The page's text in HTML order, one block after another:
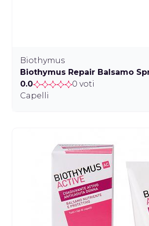
Biothymus
Biothymus Repair Balsamo
0.0
0 voti
Capelli